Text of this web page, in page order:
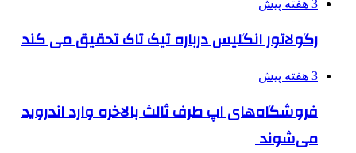
3 هفته پیش
رگولاتور انگلیس درباره تیک تاک تحقیق می کند
3 هفته پیش
فروشگاه‌های اپ طرف ثالث بالاخره وارد اندروید
می‌شوند